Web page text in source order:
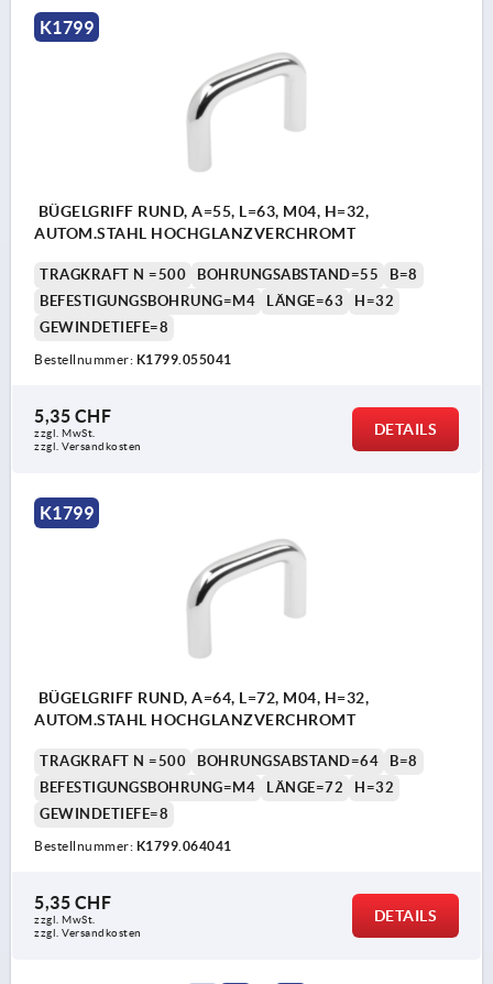
K1799
BÜGELGRIFF RUND, A=55, L=63, M04, H=32,
AUTOM.STAHL HOCHGLANZVERCHROMT
TRAGKRAFT N =500 BOHRUNGSABSTAND=55
B=8
BEFESTIGUNGSBOHRUNG=M4
LÄNGE=63
H=32
GEWINDETIEFE=8
Bestellnummer: K1799.055041
5,35 CHF
zzgl. MwSt.
zzgl. Versandkosten
DETAILS
K1799
BÜGELGRIFF RUND, A=64, L=72, M04, H=32,
AUTOM.STAHL HOCHGLANZVERCHROMT
TRAGKRAFT N =500 BOHRUNGSABSTAND=64
B=8
BEFESTIGUNGSBOHRUNG=M4
LÄNGE=72
H=32
GEWINDETIEFE=8
Bestellnummer: K1799.064041
5,35 CHF
zzgl. MwSt.
zzgl. Versandkosten
DETAILS